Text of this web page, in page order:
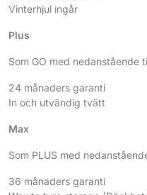
Vinterhjul ingår
Plus
Som GO med nedanstående
24 månaders garanti
In och utvändig tvätt
Max
Som PLUS med
36 månaders garanti